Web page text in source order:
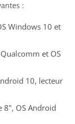
:
Windows 10 et
et OS
10, lecteur
8", OS Android